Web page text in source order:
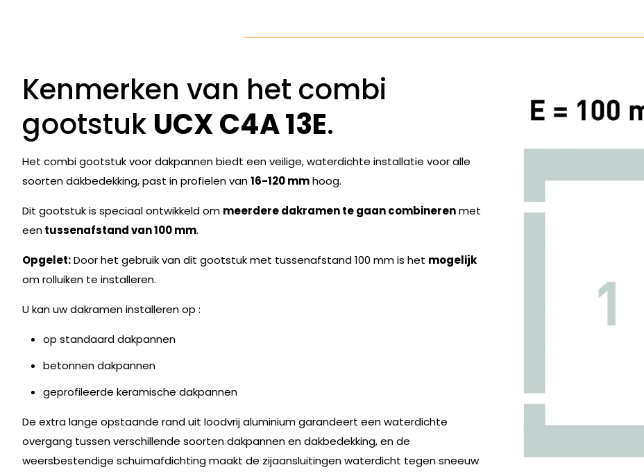
Kenmerken van het combi
gootstuk UCX C4A 13E.
Het combi gootstuk voor dakpannen biedt een veilige, waterdichte installatie voor alle
soorten dakbedekking, past in profielen van16-120 mmhoog.
Dit gootstuk is speciaal ontwikkeld om meerdere dakramen te gaan combinerenmet
eentussenafstand van 100 mm.
Opgelet:Door het gebruik van dit gootstuk met tussenafstand 100 mm is het mogelijk
om rolluiken te installeren.
U kan uw dakramen installeren op :
op standaard dakpannen
betonnen dakpannen
geprofileerde keramische dakpannen
De extra lange opstaande rand uit loodvrij aluminium garandeert een waterdichte
overgang tussen verschillende soorten dakpannen en dakbedekking, en de
weersbestendige schuimafdichting maakt de zijaansluitingen waterdicht tegen sneeuw